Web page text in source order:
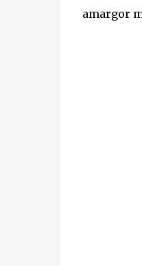
amargor